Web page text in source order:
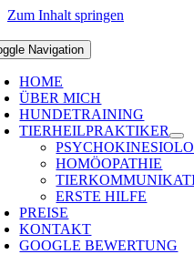
Zum Inhalt springen
Navigation
HOME
ÜBER MICH
HUNDETRAINING
TIERHEILPRAKTIKER
HOMÖOPATHIE
ERSTE HILFE
PREISE
KONTAKT
GOOGLE BEWERTUNG